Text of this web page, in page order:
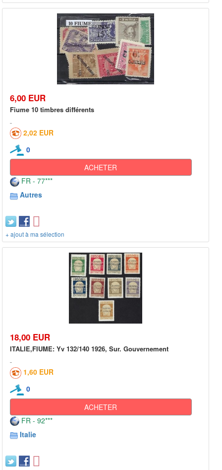
6,00 EUR
Fiume 10 timbres différents
2,02 EUR
0
ACHETER
FR - 77***
Autres
+ ajout à ma sélection
18,00 EUR
ITALIE,FIUME: Yv 132/140 1926, Sur. Gouvernement
1,60 EUR
0
ACHETER
FR - 92***
Italie